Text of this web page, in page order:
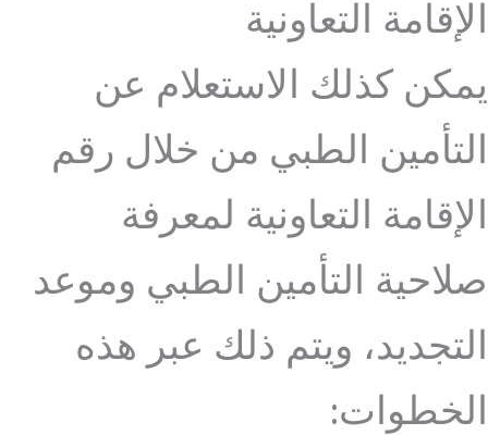
الإقامة التعاونية
يمكن كذلك الاستعلام عن
التأمين الطبي من خلال رقم
الإقامة التعاونية لمعرفة
صلاحية التأمين الطبي وموعد
التجديد، ويتم ذلك عبر هذه
الخطوات: